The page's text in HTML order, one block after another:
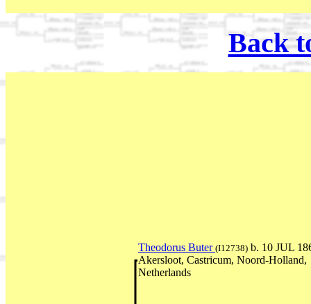
Back
Theodorus Buter (I12738) b. 10 JUL
Akersloot, Castricum, Noord-Holland,
Netherlands